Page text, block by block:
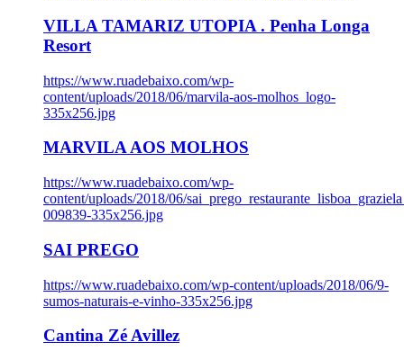
VILLA TAMARIZ UTOPIA . Penha Longa
Resort
https://www.ruadebaixo.com/wp-
content/uploads/2018/06/marvila-aos-molhos_logo-
335x256.jpg
MARVILA AOS MOLHOS
https://www.ruadebaixo.com/wp-
content/uploads/2018/06/
009839-335x256.jpg
SAI PREGO
https://www.ruadebaixo.com/wp-content/uploads/2018/06/9-
sumos-naturais-e-vinho-335x256.jpg
Cantina Zé Avillez